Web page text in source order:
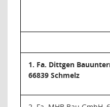
1. Fa. Dittgen
66839 Schmelz